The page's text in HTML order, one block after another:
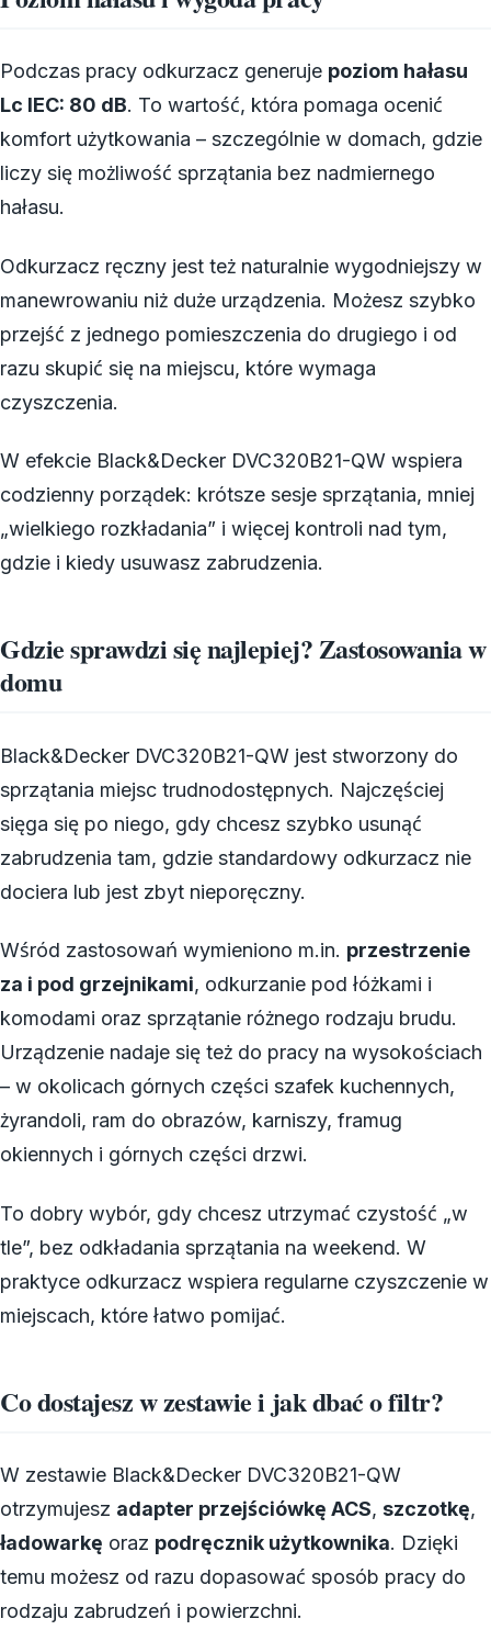
Podczas pracy odkurzacz generuje poziom hałasu
Lc IEC: 80 dB. To wartość, która pomaga ocenić
komfort użytkowania – szczególnie w domach, gdzie
liczy się możliwość sprzątania bez nadmiernego
hałasu.
Odkurzacz ręczny jest też naturalnie wygodniejszy w
manewrowaniu niż duże urządzenia. Możesz szybko
przejść z jednego pomieszczenia do drugiego i od
razu skupić się na miejscu, które wymaga
czyszczenia.
W efekcie Black&Decker DVC320B21-QW wspiera
codzienny porządek: krótsze sesje sprzątania, mniej
„wielkiego rozkładania” i więcej kontroli nad tym,
gdzie i kiedy usuwasz zabrudzenia.
Gdzie sprawdzi się najlepiej? Zastosowania w
domu
Black&Decker DVC320B21-QW jest stworzony do
sprzątania miejsc trudnodostępnych. Najczęściej
sięga się po niego, gdy chcesz szybko usunąć
zabrudzenia tam, gdzie standardowy odkurzacz nie
dociera lub jest zbyt nieporęczny.
Wśród zastosowań wymieniono m.in. przestrzenie
za i pod grzejnikami, odkurzanie pod łóżkami i
komodami oraz sprzątanie różnego rodzaju brudu.
Urządzenie nadaje się też do pracy na wysokościach
– w okolicach górnych części szafek kuchennych,
żyrandoli, ram do obrazów, karniszy, framug
okiennych i górnych części drzwi.
To dobry wybór, gdy chcesz utrzymać czystość „w
tle”, bez odkładania sprzątania na weekend. W
praktyce odkurzacz wspiera regularne czyszczenie w
miejscach, które łatwo pomijać.
Co dostajesz w zestawie i jak dbać o filtr?
W zestawie Black&Decker DVC320B21-QW
otrzymujesz adapter przejściówkę ACS, szczotkę,
ładowarkę oraz podręcznik użytkownika. Dzięki
temu możesz od razu dopasować sposób pracy do
rodzaju zabrudzeń i powierzchni.